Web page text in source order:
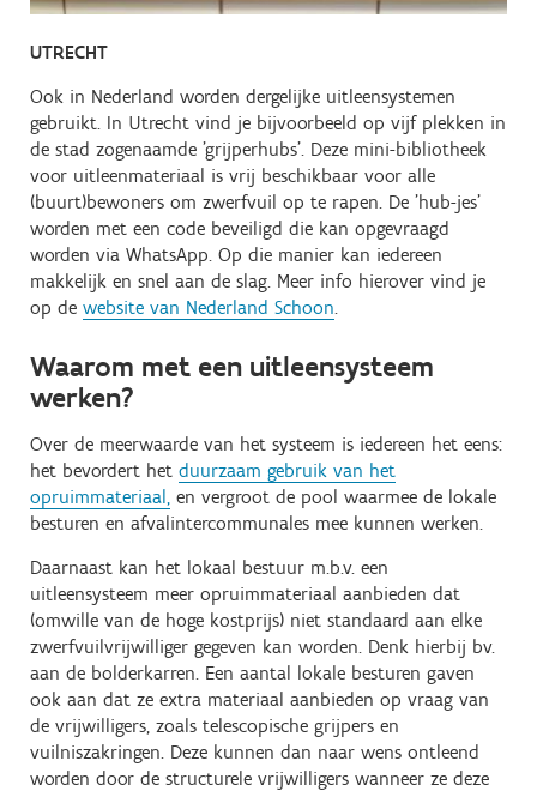
UTRECHT
Ook in Nederland worden dergelijke uitleensystemen
gebruikt. In Utrecht vind je bijvoorbeeld op vijf plekken in
de stad zogenaamde 'grijperhubs'. Deze mini-bibliotheek
voor uitleenmateriaal is vrij beschikbaar voor alle
(buurt)bewoners om zwerfvuil op te rapen. De 'hub-jes'
worden met een code beveiligd die kan opgevraagd
worden via WhatsApp. Op die manier kan iedereen
makkelijk en snel aan de slag. Meer info hierover vind je
op de website van Nederland Schoon
Waarom met een uitleensysteem
werken?
Over de meerwaarde van het systeem is iedereen het eens:
het bevordert het duurzaam gebruik van het
opruimmateriaal, en vergroot de pool waarmee de lokale
besturen en afvalintercommunales mee kunnen werken.
Daarnaast kan het lokaal bestuur m.b.v. een
uitleensysteem meer opruimmateriaal aanbieden dat
(omwille van de hoge kostprijs) niet standaard aan elke
zwerfvuilvrijwilliger gegeven kan worden. Denk hierbij bv.
aan de bolderkarren. Een aantal lokale besturen gaven
ook aan dat ze extra materiaal aanbieden op vraag van
de vrijwilligers, zoals telescopische grijpers en
vuilniszakringen. Deze kunnen dan naar wens ontleend
worden door de structurele vrijwilligers wanneer ze deze